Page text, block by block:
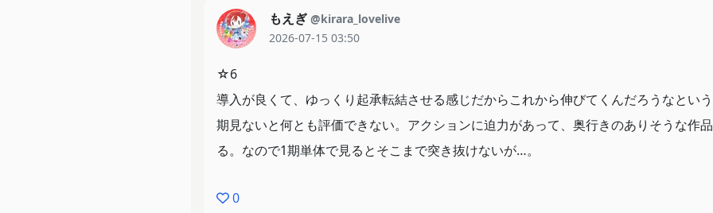
もえぎ @kirara_lovelive
2026-07-15 03:50
☆6
導入が良くて、ゆっくり起承転結させる感じだからこれから伸びてくんだろうなとい
期見ないと何とも評価できない。アクションに迫力があって、奥行きのありそうな作
る。なので1期単体で見るとそこまで突き抜けないが…。
0